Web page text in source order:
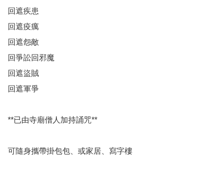
回遮疾患
回遮疫癘
回遮怨敵
回爭訟回邪魔
回遮盜賊
回遮軍爭
**已由寺廟僧人加持誦咒**
可隨身攜帶掛包包、或家居、寫字樓